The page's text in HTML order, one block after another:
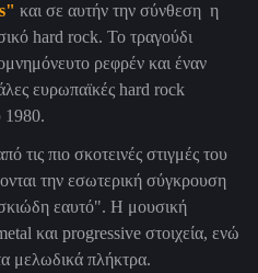
" και σε αυτήν την σύνθεση η
hard rock. Το τραγούδι
ρεφρέν και έναν
ευρωπαϊκές hard rock
1980.
τις πιο σκοτεινές στιγμές του
την εσωτερική σύγκρουση
εαυτό". Η μουσική
και progressive στοιχεία, ενώ
μελωδικά πλήκτρα.